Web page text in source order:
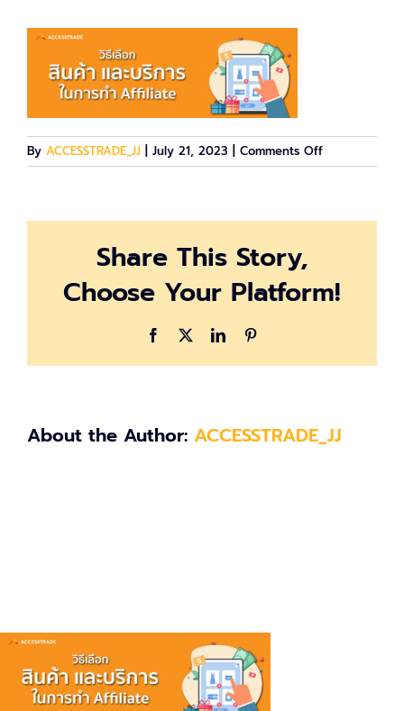
By ACCESSTRADE_JJ July 21, 2023 Comments Offon
affiliate
Share This Story,
Choose Your Platform!
Facebook LinkedIn
About the Author: ACCESSTRADE_JJ